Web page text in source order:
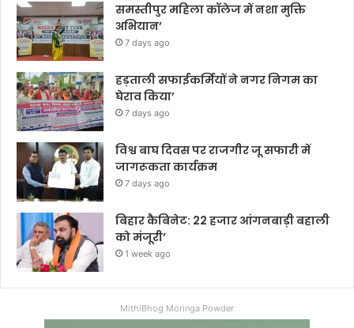
समस्तीपुर महिला कॉलेज में नशा मुक्ति
अभियान’
7 days ago
हड़ताली सफाईकर्मियों ने नगर निगम का
घेराव किया’
7 days ago
विश्व बाघ दिवस पर राजगीर जू सफारी में
जागरूकता कार्यक्रम
7 days ago
बिहार कैबिनेट: 22 हजार आंगनबाड़ी बहाली
को मंजूरी’
1 week ago
MithiBhog Moringa Powder